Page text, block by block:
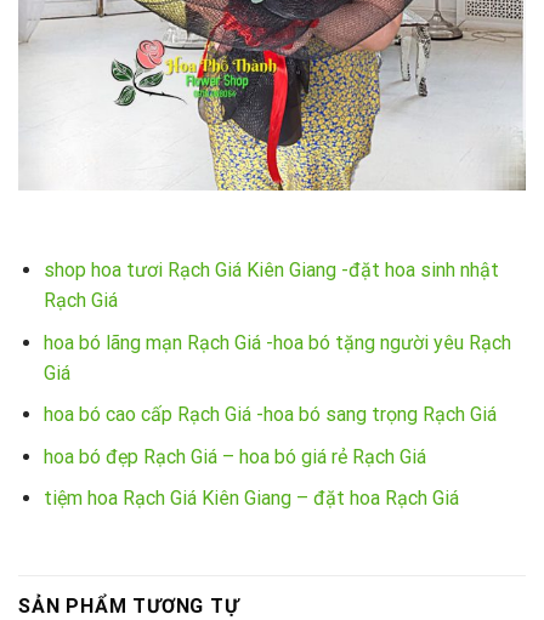
shop hoa tươi Rạch Giá Kiên Giang -đặt hoa sinh nhật
Rạch Giá
hoa bó lãng mạn Rạch Giá -hoa bó tặng người yêu Rạch
Giá
hoa bó cao cấp Rạch Giá -hoa bó sang trọng Rạch Giá
hoa bó đẹp Rạch Giá – hoa bó giá rẻ Rạch Giá
tiệm hoa Rạch Giá Kiên Giang – đặt hoa Rạch Giá
SẢN PHẨM TƯƠNG TỰ